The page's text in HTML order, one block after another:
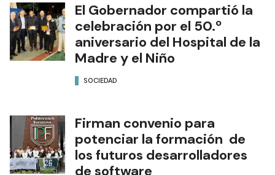
El Gobernador compartió la
celebración por el 50.º
aniversario del Hospital de la
Madre y el Niño
SOCIEDAD
Firman convenio para
potenciar la formación de
los futuros desarrolladores
de software